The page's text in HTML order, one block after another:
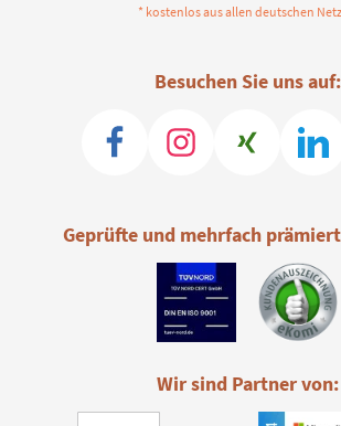
* kostenlos aus allen deutschen
Besuchen Sie uns auf:
Geprüfte und mehrfach
Wir sind Partner von: